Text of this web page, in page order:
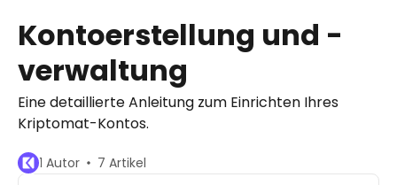
Kontoerstellung und -
verwaltung
Eine detaillierte Anleitung zum Einrichten Ihres
Kriptomat-Kontos.
1 Autor 7 Artikel